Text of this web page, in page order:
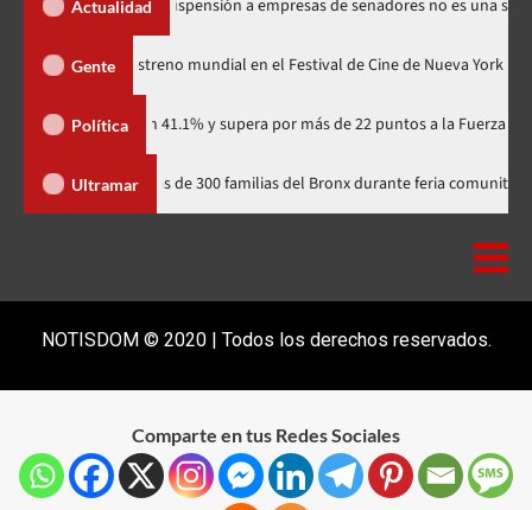
Actualidad
Santos dice suspensión a empresas de senadores no es una sanción
Gente
Minus Zero» tendrá su estreno mundial en el Festival de Cine de
Política
con 41.1% y supera por más de 22 puntos a la Fuerza del Pueblo
Ultramar
Tapia acerca recursos a más de 300 familias del Bronx durante
NOTISDOM © 2020 | Todos los derechos reservados.
Comparte en tus Redes Sociales